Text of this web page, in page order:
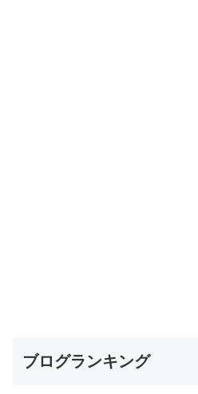
ブログランキング